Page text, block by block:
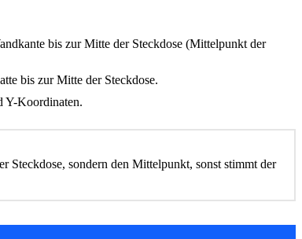
bis zur Mitte der Steckdose (Mittelpunkt der
bis zur Mitte der Steckdose.
Y-Koordinaten.
Steckdose, sondern den Mittelpunkt, sonst stimmt der